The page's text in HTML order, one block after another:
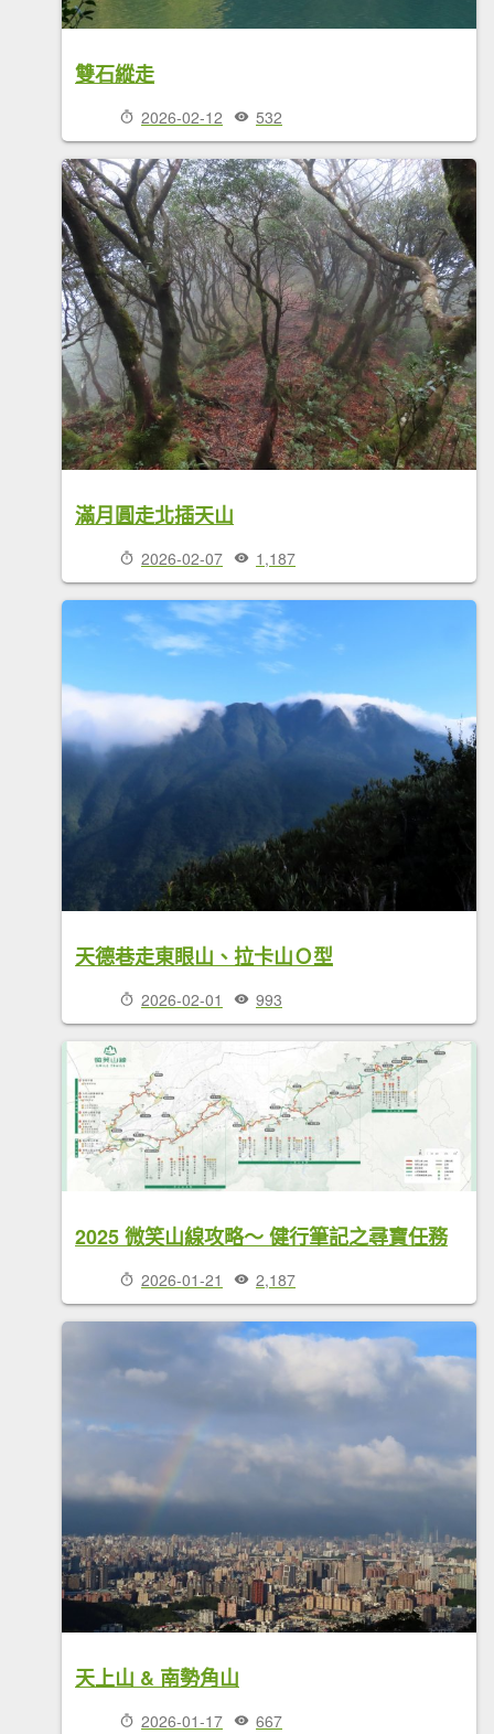
雙石縱走
2026-02-12 532
滿月圓走北插天山
2026-02-07 1,187
天德巷走東眼山、拉卡山Ｏ型
2026-02-01 993
2025 微笑山線攻略～ 健行筆記之尋寶任務
2026-01-21 2,187
天上山 & 南勢角山
2026-01-17 667